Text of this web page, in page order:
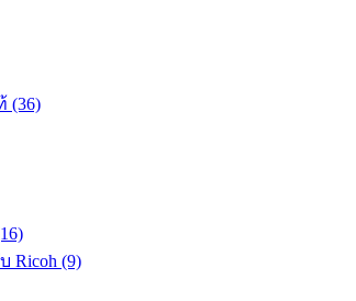
(36)
Ricoh (9)